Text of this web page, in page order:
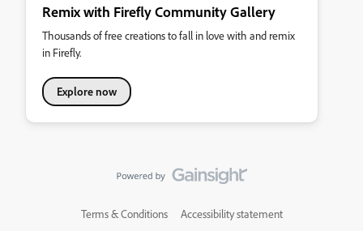
Remix with Firefly Community Gallery
Thousands of free creations to fall in love with and remix
in Firefly.
Explore now
Terms & Conditions Accessibility statement